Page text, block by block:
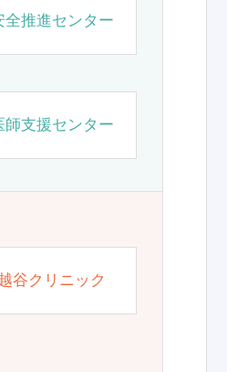
全推進センター
師支援センター
谷クリニック